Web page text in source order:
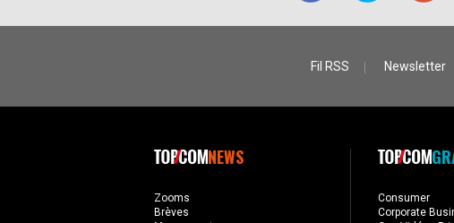
Fil RSS Newsletter
NEWS
Zooms
Brèves
Consumer
Corporate